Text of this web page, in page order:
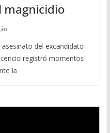
magnicidio
del excandidato
registró momentos
la